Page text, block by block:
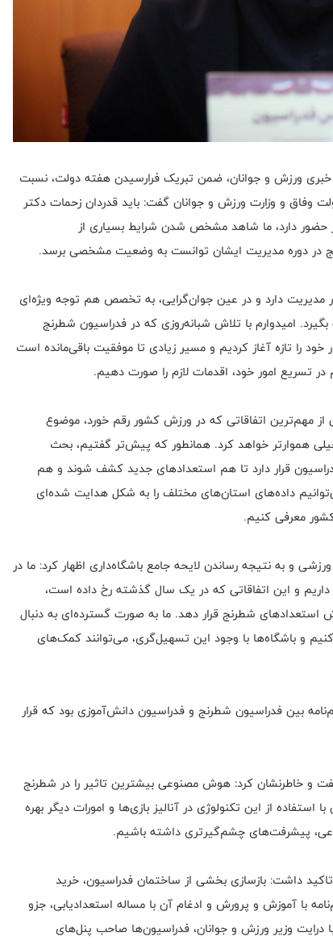
ورزش و جوانان، ضمن تبریک فرارسیدن هفته دولت، نسبت
و وزارت ورزش و جوانان گفت:‌ باید قدردان زحمات دکتر
حضور دارد، ما شاهد مشخص شدن شرایط بسیاری از
در دوره مدیریت ایشان توانست به وضعیت مشخصی برسد.
مدیریت دارد و در عین جوان‌‌‌گرایی، به تخصص هم توجه‌ ویژه‌ای
امیدوارم با تلاش شبانه‌روزی‌ که در فدراسیون شطرنج
را تازه آغاز کردیم و مسیر زیادی تا موفقیت باقی‌مانده است
در تسریع امور خود، اقدمات لازم را صورت دهیم.
اتفاقاتی که در ورزش کشور رقم خورد،‌ موضوع
هموارتر خواهد کرد. همانطور که پیش‌تر گفتیم، بحث
۳۱ استان در دستور کار فدراسیون قرار دارد تا هم استعداد‌های جدید کشف شوند و هم
داده‌های استان‌های مختلف را به شکل هدایت‌ شده‌ای
معرفی کنیم.
و به نتیجه رساندن لایحه جامع باشگاه‌داری اظهار کرد:‌ ما در
و این اتفاقاتی که در یک سال گذشته رخ داده است،
استعدادهای شطرنج قرار دهد. ما به صورت گسترده‌ای به دنبال
و باشگاه‌ها با وجود این تسهیل‌‌گری، می‌توانند کمک‌های
بین فدراسیون شطرنج و فدراسیون دانش‌آموزی بود که قرار
خاطرنشان کرد: هوش مصنوعی بیشترین تاثیر را در شطرنج
از این تکنولوژی در آنالیز بازی‌‌ها و امورات دیگر بهره
پیشرفت‌های چشم‌گیرتری داشته باشیم.
داشت:‌ بازسازی بخشی از ساختمان فدراسیون، خرید
با آموزش و پرورش و ادغام آن با مساله استعدادیابی، جزو
وزیر ورزش و جوانان، فدراسیون‌ها صاحب پنل‌های